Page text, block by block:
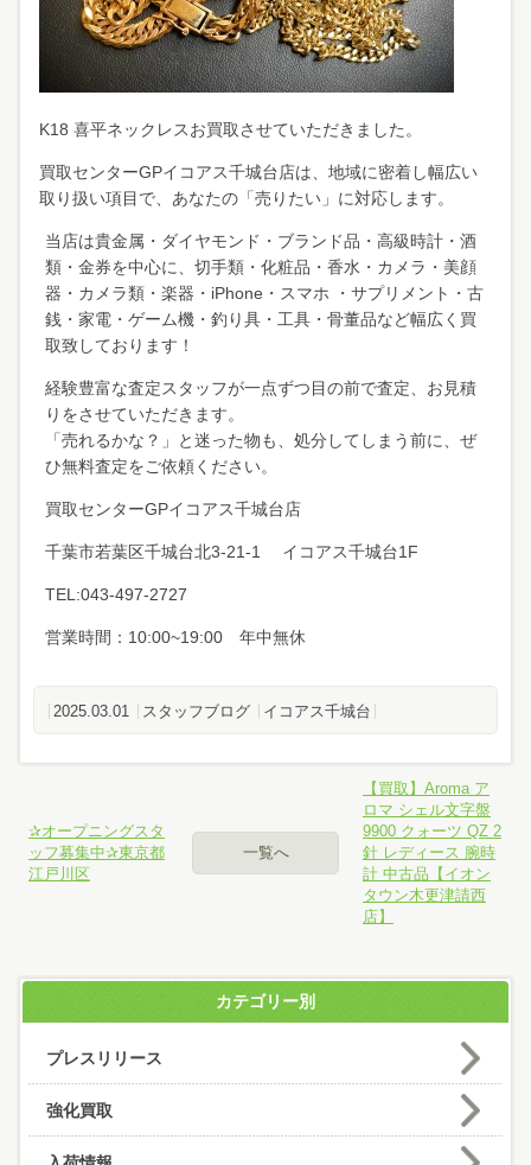
K18 喜平ネックレスお買取させていただきました。
買取センターGPイコアス千城台店は、地域に密着し幅広い
取り扱い項目で、あなたの「売りたい」に対応します。
当店は貴金属・ダイヤモンド・ブランド品・高級時計・酒
類・金券を中心に、切手類・化粧品・香水・カメラ・美顔
器・カメラ類・楽器・iPhone・スマホ ・サプリメント・古
銭・家電・ゲーム機・釣り具・工具・骨董品など幅広く買
取致しております！
経験豊富な査定スタッフが一点ずつ目の前で査定、お見積
りをさせていただきます。
「売れるかな？」と迷った物も、処分してしまう前に、ぜ
ひ無料査定をご依頼ください。
買取センターGPイコアス千城台店
千葉市若葉区千城台北3-21-1 イコアス千城台1F
TEL:043-497-2727
営業時間：10:00~19:00 年中無休
2025.03.01 スタッフブログ イコアス千城台
✰オープニングスタ
ッフ募集中✰東京都
江戸川区
一覧へ
【買取】Aroma ア
ロマ シェル文字盤
9900 クォーツ QZ 2
針 レディース 腕時
計 中古品【イオン
タウン木更津請西
店】
カテゴリー別
プレスリリース
強化買取